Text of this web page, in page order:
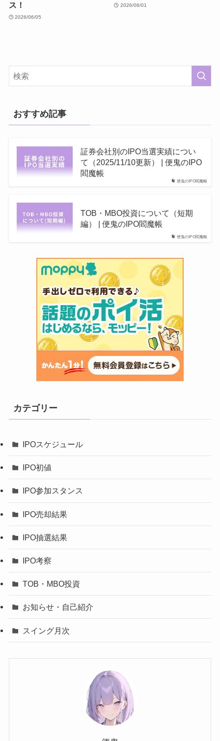
ス！
2026/06/05
2026/06/01
おすすめ記事
便鬼のIPO閻魔帳
証券会社別のIPO当選実績につい
て（2025/11/10更新） | 便鬼のIPO
閻魔帳
便鬼のIPO閻魔帳
TOB・MBO投資について（短期
編） | 便鬼のIPO閻魔帳
カテゴリー
IPOスケジュール
IPO初値
IPO参加スタンス
IPO売却結果
IPO抽選結果
IPO考察
TOB・MBO投資
お知らせ・自己紹介
スイング月次